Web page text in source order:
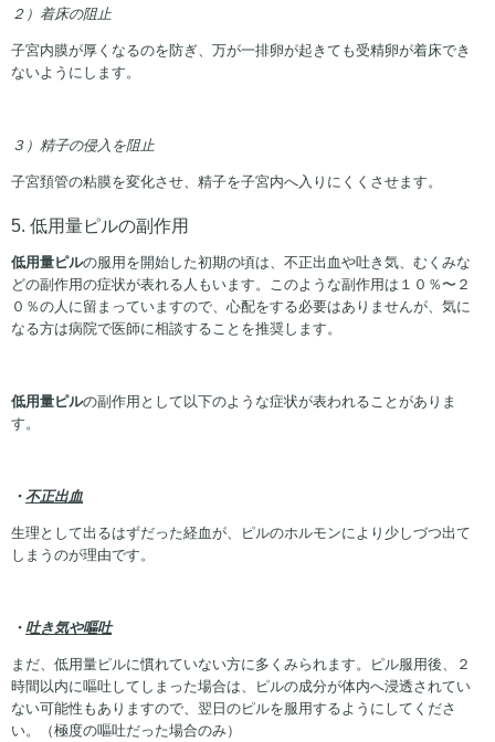
２）着床の阻止
子宮内膜が厚くなるのを防ぎ、万が一排卵が起きても受精卵が着床でき
ないようにします。
３）精子の侵入を阻止
子宮頚管の粘膜を変化させ、精子を子宮内へ入りにくくさせます。
5. 低用量ピルの副作用
低用量ピルの服用を開始した初期の頃は、不正出血や吐き気、むくみな
どの副作用の症状が表れる人もいます。このような副作用は１０％〜２
０％の人に留まっていますので、心配をする必要はありませんが、気に
なる方は病院で医師に相談することを推奨します。
低用量ピルの副作用として以下のような症状が表われることがありま
す。
・不正出血
生理として出るはずだった経血が、ピルのホルモンにより少しづつ出て
しまうのが理由です。
・ 吐き気や嘔吐
まだ、低用量ピルに慣れていない方に多くみられます。ピル服用後、２
時間以内に嘔吐してしまった場合は、ピルの成分が体内へ浸透されてい
ない可能性もありますので、翌日のピルを服用するようにしてくださ
い。（極度の嘔吐だった場合のみ）